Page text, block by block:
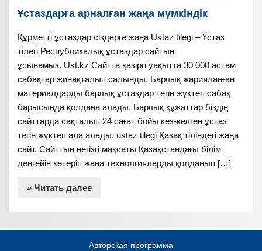
Ұстаздарға арналған жаңа мүмкіндік
Құрметті ұстаздар сіздерге жаңа Ustaz tilegi – Ұстаз
тілегі Республикалық ұстаздар сайтын
ұсынамыз. Ust.kz Сайтта қазіргі уақытта 30 000 астам
сабақтар жинақталып салынды. Барлық жарияланған
материалдарды барлық ұстаздар тегін жүктеп сабақ
барысында қолдана алады. Барлық құжаттар біздің
сайттарда сақталып 24 сағат бойы кез-келген ұстаз
тегін жүктеп ала алады. ustaz tilegi Қазақ тіліндегі жаңа
сайт. Сайттың негізгі мақсаты Қазақстандағы білім
деңгейін көтеріп жаңа технолгияларды қолданып […]
» Читать далее
Авторская программа